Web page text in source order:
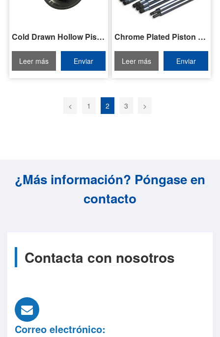
Cold Drawn Hollow Piston Rod
Leer más
Enviar
consulta
Chrome Plated Piston Rods
Leer más
Enviar
consulta
< 1 2 3 >
¿Más información? Póngase en
contacto
Contacta con nosotros
Correo electrónico: